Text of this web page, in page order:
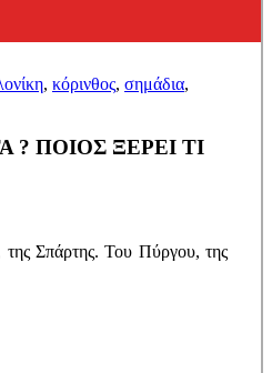
, κόρινθος, σημάδια,
ΠΟΙΟΣ ΞΕΡΕΙ ΤΙ
της Σπάρτης. Του Πύργου, της